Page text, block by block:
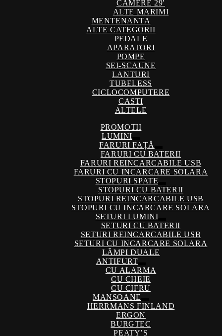
CAMERE 29′
ALTE MARIMI
MENTENANTA
ALTE CATEGORII
PEDALE
APARATORI
POMPE
SEI-SCAUNE
LANTURI
TUBELESS
CICLOCOMPUTERE
CASTI
ALTELE
PROMOTII
LUMINI
Extinde
meniul
copil
FARURI FAȚĂ
Extinde
meniul
copil
FARURI CU BATERII
FARURI REINCARCABILE USB
FARURI CU INCARCARE SOLARA
STOPURI SPATE
Extinde
meniul
copil
STOPURI CU BATERII
STOPURI REINCARCABILE USB
STOPURI CU INCARCARE SOLARA
SETURI LUMINI
Extinde
meniul
copil
SETURI CU BATERII
SETURI REINCARCABILE USB
SETURI CU INCARCARE SOLARA
LĂMPI DUALE
ANTIFURT
Extinde
meniul
copil
CU ALARMA
CU CHEIE
CU CIFRU
MANSOANE
Extinde
meniul
copil
HERRMANS FINLAND
ERGON
BURGTEC
PEATY’S